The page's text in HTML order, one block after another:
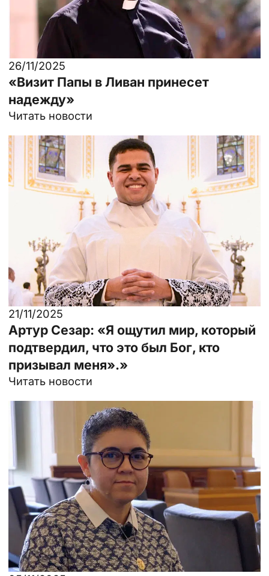
26/11/2025
«Визит Папы в Ливан принесет
надежду»
Читать новости
21/11/2025
Артур Сезар: «Я ощутил мир, который
подтвердил, что это был Бог, кто
призывал меня».»
Читать новости